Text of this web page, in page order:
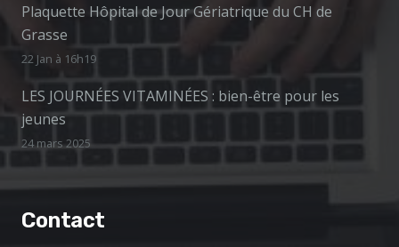
Plaquette Hôpital de Jour Gériatrique du CH de
Grasse
22 Jan à 16h19
LES JOURNÉES VITAMINÉES : bien-être pour les
jeunes
24 mars 2025
Contact